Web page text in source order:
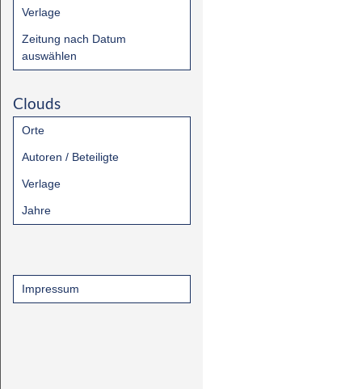
Verlage
Zeitung nach Datum
auswählen
Clouds
Orte
Autoren / Beteiligte
Verlage
Jahre
Impressum